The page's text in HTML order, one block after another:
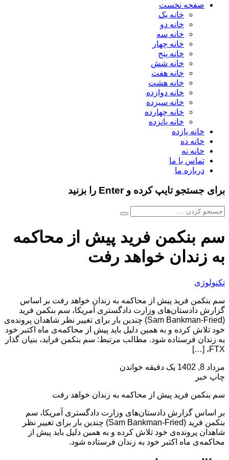
صفحه نخست
خانه یک
خانه دو
خانه سه
خانه چهار
خانه پنج
خانه شش
خانه هفت
خانه هشت
خانه دوازده
خانه سیزده
خانه چهارده
خانه پانزده
خانه یازده
خانه ده
خانه نه
تماس با ما
درباره ما
برای جستجو تایپ کرده و Enter را بزنید
سم بنکمن فرید پیش از محاکمه
به زندان خواهد رفت
تکنولوژی
سم بنکمن فرید پیش از محاکمه به زندان خواهد رفت بر اساس
گزارش دادستان‌های وزارت دادگستری آمریکا،‌ سم بنکمن فرید
(Sam Bankman-Fried) چندین بار برای تغییر نظر شاهدان پرونده‌ی
خود تلاش کرده و به همین دلیل باید پیش از محاکمه‌ی ماه اکتبر خود
به زندان فرستاده شود. مطالب مرتبط: سم بنکمن فراید، بنیان گذار
FTX، […]
مرداد 8, 1402
یک دقیقه خواندن
چاپ خبر
سم بنکمن فرید پیش از محاکمه به زندان خواهد رفت
بر اساس گزارش دادستان‌های وزارت دادگستری آمریکا،‌ سم
بنکمن فرید (Sam Bankman-Fried) چندین بار برای تغییر نظر
شاهدان پرونده‌ی خود تلاش کرده و به همین دلیل باید پیش از
محاکمه‌ی ماه اکتبر خود به زندان فرستاده شود.